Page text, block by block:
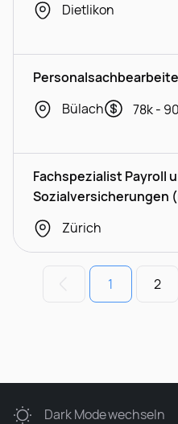
Dietlikon
Bülach
78k -
Fachspezialist Payroll
Sozialversicherungen
Zürich
1 2
Dark Modewechseln